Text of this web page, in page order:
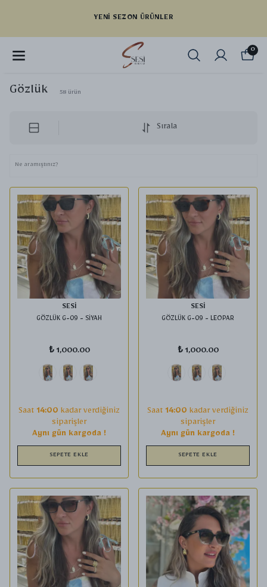
YENI SEZON ÜRÜNLER
0
Gözlük 58 ürün
Sırala
SESİ
GÖZLÜK G-09 - SİYAH
₺ 1,000.00
Saat 14:00 kadar verdiğiniz
siparişler
Aynı gün kargoda !
SEPETE EKLE
SESİ
GÖZLÜK G-09 - LEOPAR
₺ 1,000.00
Saat 14:00 kadar verdiğiniz
siparişler
Aynı gün kargoda !
SEPETE EKLE